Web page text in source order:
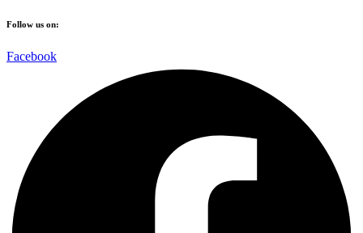
Follow us on:
Facebook